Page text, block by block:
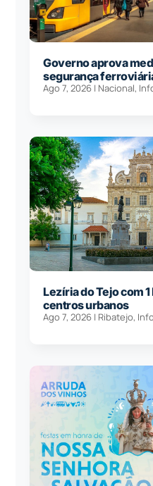
Governo aprova
segurança
Ago 7, 2026 | Nacional,
Lezíria do Tejo com
centros urbanos
Ago 7, 2026 | Ribatejo,